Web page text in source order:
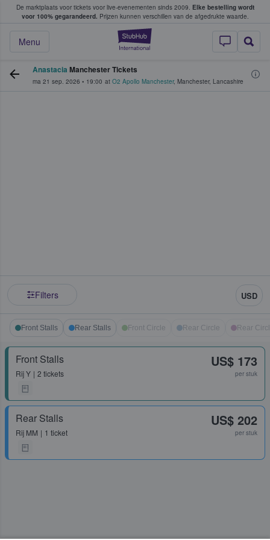
De marktplaats voor tickets voor live-evenementen sinds 2009. Elke bestelling wordt
voor 100% gegarandeerd. Prijzen kunnen verschillen van de afgedrukte waarde.
StubHub: waar
Menu
tickets kopen en verkopen
Anastacia Manchester Tickets
ma 21 sep. 2026 • 19:00 at O2 Apollo Manchester, Manchester, Lancashire
Filters USD
Front Stalls Rear Stalls Front Circle Rear Circle Rear
Front Stalls
RijY 2 tickets
US$ 173
per stuk
Rear Stalls
Rij MM 1 ticket
US$ 202
per stuk